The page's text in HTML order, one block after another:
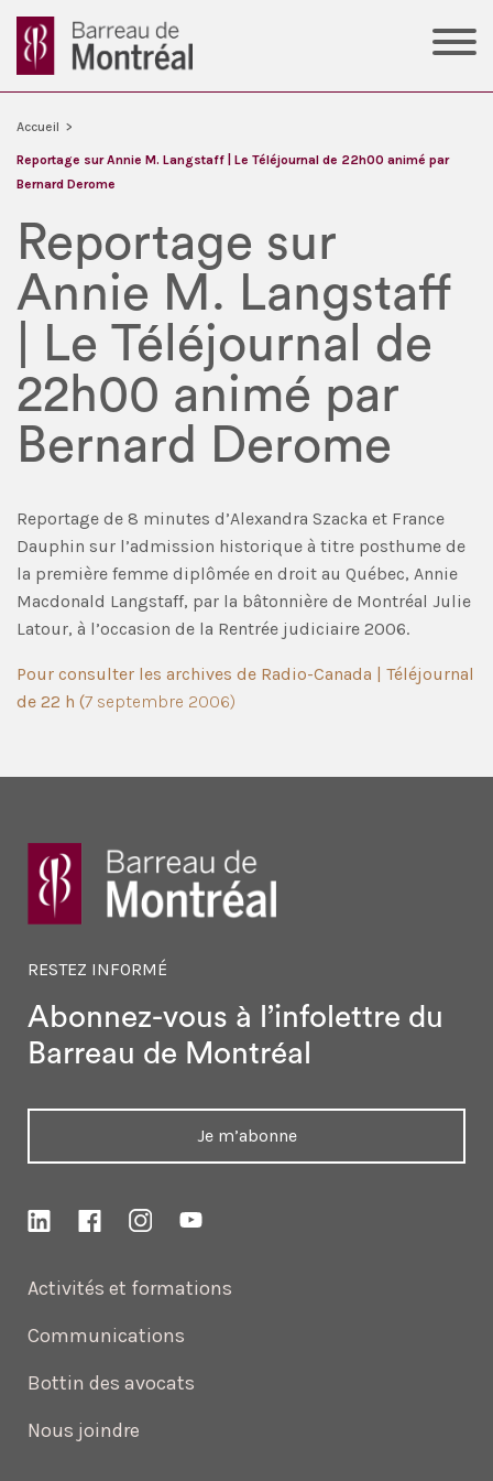
Accueil >
Reportage sur Annie M. Langstaff | Le Téléjournal de 22h00 animé par
Bernard Derome
Reportage sur
Annie M. Langstaff
| Le Téléjournal de
22h00 animé par
Bernard Derome
Reportage de 8 minutes d’Alexandra Szacka et France
Dauphin sur l’admission historique à titre posthume de
la première femme diplômée en droit au Québec, Annie
Macdonald Langstaff, par la bâtonnière de Montréal Julie
Latour, à l’occasion de la Rentrée judiciaire 2006.
Pour consulter les archives de Radio-Canada | Téléjournal
de 22 h (7 septembre 2006)
Activités et formations
Communications
Bottin des avocats
Nous joindre
RESTEZ INFORMÉ
Abonnez-vous à l’infolettre du
Barreau de Montréal
Je m’abonne